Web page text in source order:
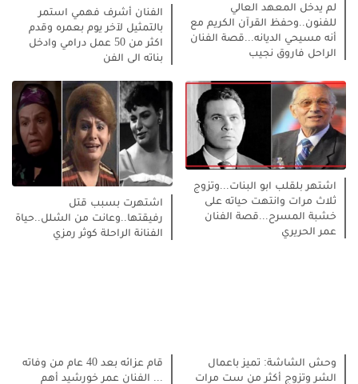
لم يدخل المعهد العالي
للفنون..وحفظ القرآن الكريم مع
أنه مسيحي الديانه...قصة الفنان
الراحل فاروق نجيب
الفنان أشرف فهمي استمر
بالتمثيل لآخر يوم بعمره وقدم
اكثر من 50 عمل درامي وادخل
بناته الى الفن
اشتهر بلقلب ابو البنات...وتزوج
ثلاث مرات وانتهت حياته على
خشبة المسرح...قصة الفنان
عمر الحريري
اشتهرت بسبب قتل
رفيقتها..وعانت من الشلل..حياة
الفنانة الراحلة كوثر رمزي
وحش الشاشة: تميز باعمال
الشر وتزوج أكثر من ست مرات
قام عزائه بعد 40 عام من وفاته
... الفنان عمر خورشيد أهم